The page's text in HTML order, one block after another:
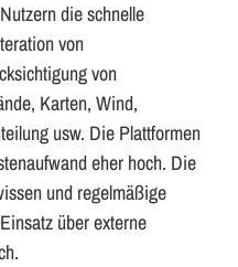
die schnelle
von
von
Karten, Wind,
usw. Die Plattformen
eher hoch. Die
und regelmäßige
über externe